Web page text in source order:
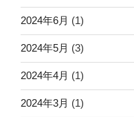
2024年6月 (1)
2024年5月 (3)
2024年4月 (1)
2024年3月 (1)